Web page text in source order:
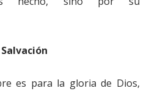
es para la gloria de Dios,